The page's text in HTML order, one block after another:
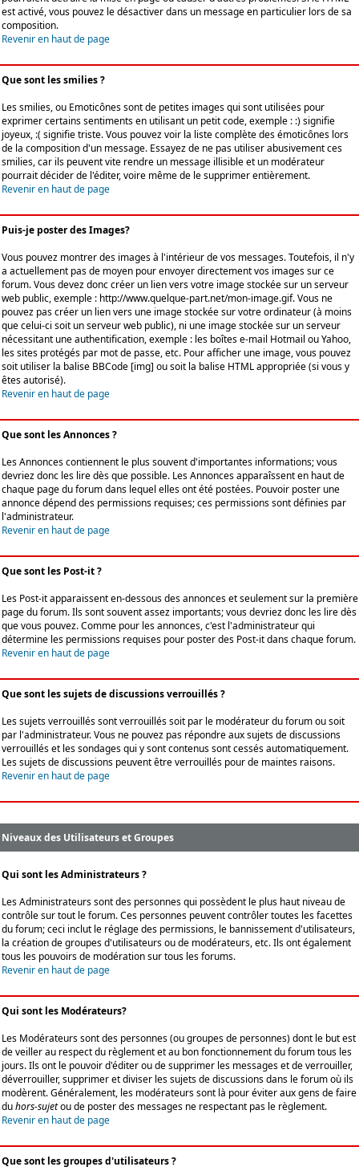
est activé, vous pouvez le désactiver dans un message en particulier lors de sa
composition.
Revenir en haut de page
Que sont les smilies ?
Les smilies, ou Emoticônes sont de petites images qui sont utilisées pour
exprimer certains sentiments en utilisant un petit code, exemple : :) signifie
joyeux, :( signifie triste. Vous pouvez voir la liste complète des émoticônes lors
de la composition d'un message. Essayez de ne pas utiliser abusivement ces
smilies, car ils peuvent vite rendre un message illisible et un modérateur
pourrait décider de l'éditer, voire même de le supprimer entièrement.
Revenir en haut de page
Puis-je poster des Images?
Vous pouvez montrer des images à l'intérieur de vos messages. Toutefois, il n'y
a actuellement pas de moyen pour envoyer directement vos images sur ce
forum. Vous devez donc créer un lien vers votre image stockée sur un serveur
web public, exemple : http://www.quelque-part.net/mon-image.gif. Vous ne
pouvez pas créer un lien vers une image stockée sur votre ordinateur (à moins
que celui-ci soit un serveur web public), ni une image stockée sur un serveur
nécessitant une authentification, exemple : les boîtes e-mail Hotmail ou Yahoo,
les sites protégés par mot de passe, etc. Pour afficher une image, vous pouvez
soit utiliser la balise BBCode [img] ou soit la balise HTML appropriée (si vous y
êtes autorisé).
Revenir en haut de page
Que sont les Annonces ?
Les Annonces contiennent le plus souvent d'importantes informations; vous
devriez donc les lire dès que possible. Les Annonces apparaîssent en haut de
chaque page du forum dans lequel elles ont été postées. Pouvoir poster une
annonce dépend des permissions requises; ces permissions sont définies par
l'administrateur.
Revenir en haut de page
Que sont les Post-it ?
Les Post-it apparaissent en-dessous des annonces et seulement sur la première
page du forum. Ils sont souvent assez importants; vous devriez donc les lire dès
que vous pouvez. Comme pour les annonces, c'est l'administrateur qui
détermine les permissions requises pour poster des Post-it dans chaque forum.
Revenir en haut de page
Que sont les sujets de discussions verrouillés ?
Les sujets verrouillés sont verrouillés soit par le modérateur du forum ou soit
par l'administrateur. Vous ne pouvez pas répondre aux sujets de discussions
verrouillés et les sondages qui y sont contenus sont cessés automatiquement.
Les sujets de discussions peuvent être verrouillés pour de maintes raisons.
Revenir en haut de page
Niveaux des Utilisateurs et Groupes
Qui sont les Administrateurs ?
Les Administrateurs sont des personnes qui possèdent le plus haut niveau de
contrôle sur tout le forum. Ces personnes peuvent contrôler toutes les facettes
du forum; ceci inclut le réglage des permissions, le bannissement d'utilisateurs,
la création de groupes d'utilisateurs ou de modérateurs, etc. Ils ont également
tous les pouvoirs de modération sur tous les forums.
Revenir en haut de page
Qui sont les Modérateurs?
Les Modérateurs sont des personnes (ou groupes de personnes) dont le but est
de veiller au respect du règlement et au bon fonctionnement du forum tous les
jours. Ils ont le pouvoir d'éditer ou de supprimer les messages et de verrouiller,
déverrouiller, supprimer et diviser les sujets de discussions dans le forum où ils
modèrent. Généralement, les modérateurs sont là pour éviter aux gens de faire
duhors-sujetou de poster des messages ne respectant pas le règlement.
Revenir en haut de page
Que sont les groupes d'utilisateurs ?